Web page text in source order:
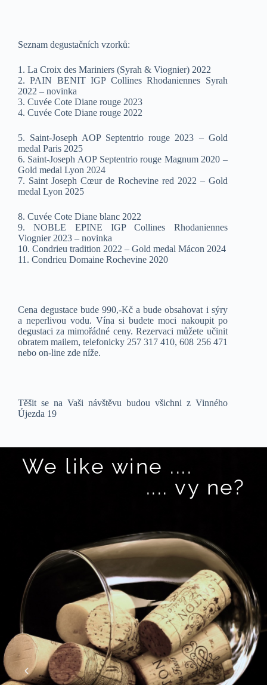
Seznam degustačních vzorků:
1. La Croix des Mariniers (Syrah & Viognier) 2022
2. PAIN BENIT IGP Collines Rhodaniennes Syrah
2022 – novinka
3. Cuvée Cote Diane rouge 2023
4. Cuvée Cote Diane rouge 2022
5. Saint-Joseph AOP Septentrio rouge 2023 – Gold
medal Paris 2025
6. Saint-Joseph AOP Septentrio rouge Magnum 2020 –
Gold medal Lyon 2024
7. Saint Joseph Cœur de Rochevine red 2022 – Gold
medal Lyon 2025
8. Cuvée Cote Diane blanc 2022
9. NOBLE EPINE IGP Collines Rhodaniennes
Viognier 2023 – novinka
10. Condrieu tradition 2022 – Gold medal Mácon 2024
11. Condrieu Domaine Rochevine 2020
Cena degustace bude 990,-Kč a bude obsahovat i sýry
a neperlivou vodu. Vína si budete moci nakoupit po
degustaci za mimořádné ceny. Rezervaci můžete učinit
obratem mailem, telefonicky 257 317 410, 608 256 471
nebo on-line zde níže.
Těšit se na Vaši návštěvu budou všichni z Vinného
Újezda 19
We like wine ....
.... vy ne?